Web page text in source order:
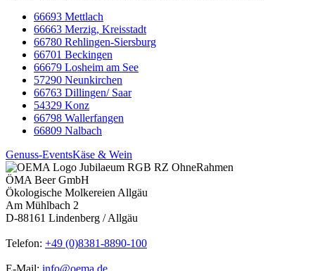
66693 Mettlach
66663 Merzig, Kreisstadt
66780 Rehlingen-Siersburg
66701 Beckingen
66679 Losheim am See
57290 Neunkirchen
66763 Dillingen/ Saar
54329 Konz
66798 Wallerfangen
66809 Nalbach
Genuss-EventsKäse & Wein
ÖMA Beer GmbH
Ökologische Molkereien Allgäu
Am Mühlbach 2
D-88161 Lindenberg / Allgäu
Telefon: +49 (0)8381-8890-100